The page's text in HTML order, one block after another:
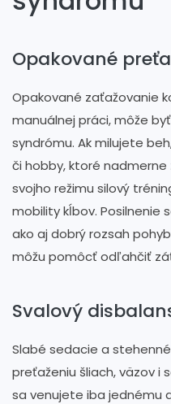
Opakované
Opakované zaťažovanie
manuálnej práci, môže
syndrómu. Ak milujete
či hobby, ktoré
svojho režimu silový
mobility kĺbov. Posilnenie
ako aj dobrý rozsah
môžu pomôcť odľahčiť
Svalový
Slabé sedacie a
preťaženiu šliach, väzov i
sa venujete iba jednému